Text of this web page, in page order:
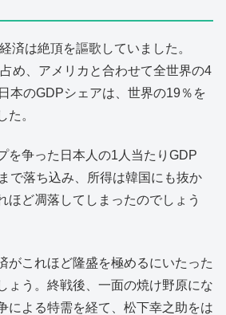
済は絶頂を謳歌していました。
め、アメリカと合わせて全世界の4
本のGDPシェアは、世界の19％を
た。
を争った日本人の1人当たりGDP
で落ち込み、所得は韓国にも抜か
ほど凋落してしまったのでしょう
これほど隆盛を極めるにいたった
ょう。終戦後、一面の焼け野原にな
による特需を経て、松下幸之助をは